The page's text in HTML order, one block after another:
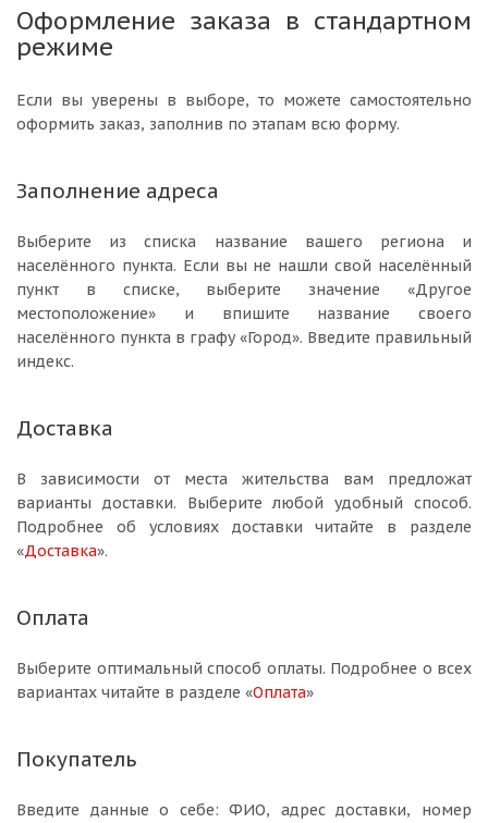
Оформление заказа в стандартном
режиме
Если вы уверены в выборе, то можете самостоятельно
оформить заказ, заполнив по этапам всю форму.
Заполнение адреса
Выберите из списка название вашего региона и
населённого пункта. Если вы не нашли свой населённый
пункт в списке, выберите значение «Другое
местоположение» и впишите название своего
населённого пункта в графу «Город». Введите правильный
индекс.
Доставка
В зависимости от места жительства вам предложат
варианты доставки. Выберите любой удобный способ.
Подробнее об условиях доставки читайте в разделе
«Доставка».
Оплата
Выберите оптимальный способ оплаты. Подробнее о всех
вариантах читайте в разделе «Оплата»
Покупатель
Введите данные о себе: ФИО, адрес доставки, номер